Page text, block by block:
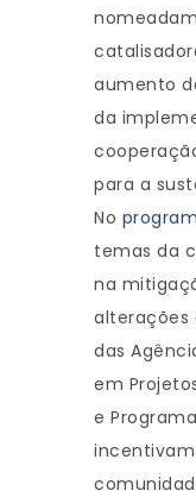
aumento
da
para a
No
temas da
na
alterações
das
em
e